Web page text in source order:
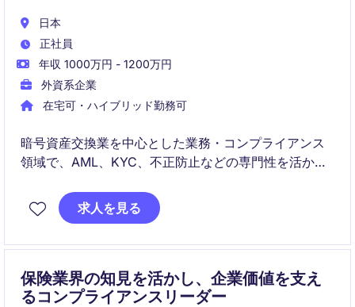
日本
正社員
年収 1000万円 - 1200万円
外資系企業
在宅可・ハイブリッド勤務可
暗号資産交換業を中心とした業務・コンプライアンス
領域で、AML、KYC、不正防止などの専門性を活かし
能も横断的に担うポジションです。組織の成長フェー
ズにおいて、柔軟性と主体性を持って活躍できる方を
求人を見る
保険業界の知見を活かし、企業価値を支え
るコンプライアンスリーダー